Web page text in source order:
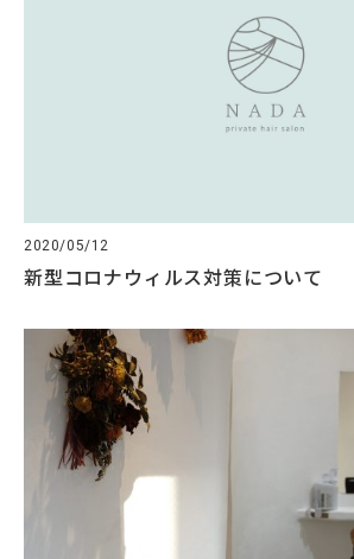
2020/05/12
新型コロナウィルス対策について